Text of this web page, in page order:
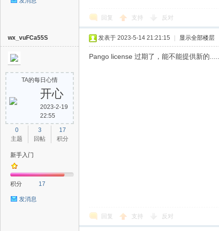
回复 支持 反对
wx_vuFCa55S
TA的每日心情
开心
2023-2-19
22:55
0
主题
3
回帖
17
积分
新手入门
积分 17
发消息
发表于 2023-5-14 21:21:15 显示全部楼层
Pango license 过期了，能不能提供新的
回复 支持 反对